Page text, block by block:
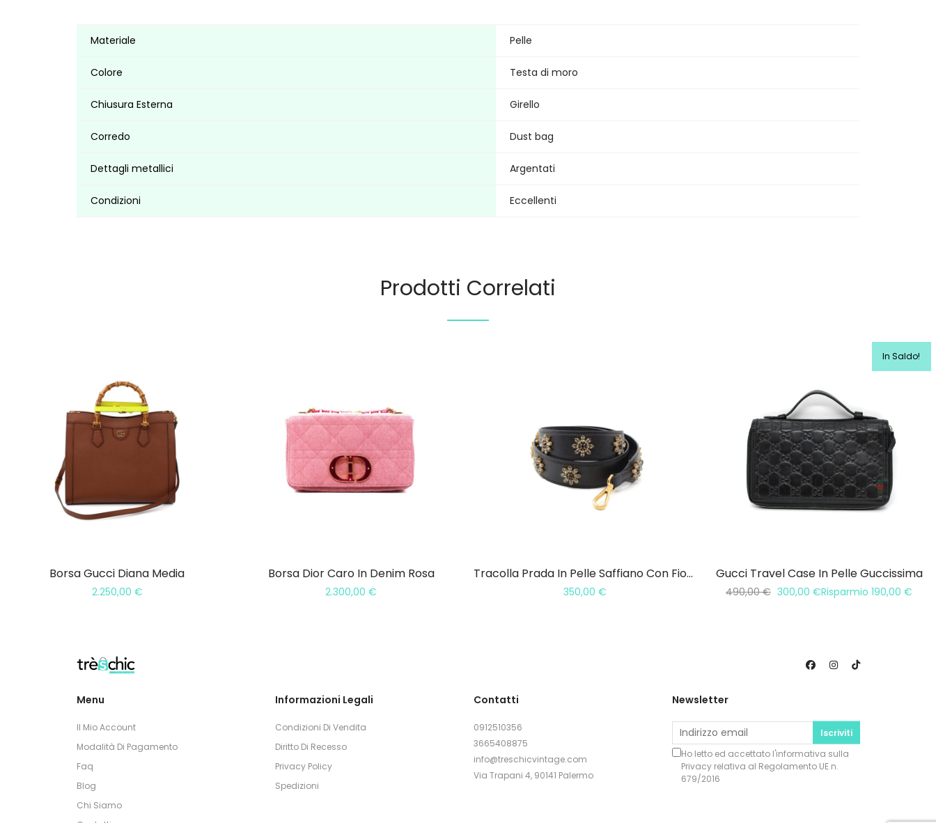
Materiale Pelle
Colore Testa di moro
Chiusura Esterna Girello
Corredo Dust bag
Dettagli metallici Argentati
Condizioni Eccellenti
Prodotti Correlati
Borsa Gucci Diana Media
2.250,00 €
Borsa Dior Caro In Denim Rosa
2.300,00 €
Tracolla Prada In Pelle Saffiano Con Fiori In Cristallo
350,00 €
In Saldo!
Gucci Travel Case In Pelle Guccissima
490,00€ 300,00 €Risparmio 190,00 €
Menu
Il Mio Account
Modalità Di Pagamento
Faq
Blog
Chi Siamo
Informazioni Legali
Condizioni Di Vendita
Diritto Di Recesso
Privacy Policy
Spedizioni
Contatti
0912510356
3665408875
info@treschicvintage.com
Via Trapani 4, 90141 Palermo
Newsletter
Iscriviti
Ho letto ed accettato l'informativa sulla
Privacyrelativa al Regolamento UE n.
679/2016